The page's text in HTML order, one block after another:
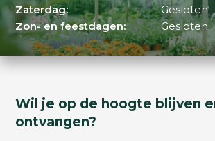
Zaterdag:
Gesloten
Zon- en feestdagen:
Gesloten
Wil je op de hoogte blijven
ontvangen?